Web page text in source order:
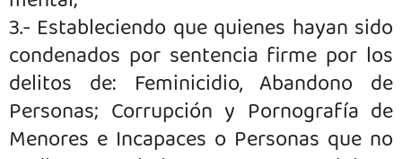
3.- Estableciendo que quienes hayan sido
condenados por sentencia firme por los
delitos de: Feminicidio, Abandono de
Personas; Corrupción y Pornografía de
Menores e Incapaces o Personas que no